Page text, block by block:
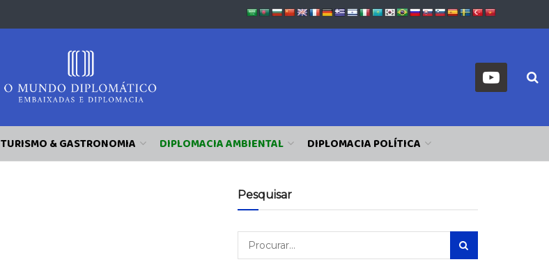
TURISMO & GASTRONOMIA DIPLOMACIA AMBIENTAL DIPLOMACIA POLÍTICA
Pesquisar